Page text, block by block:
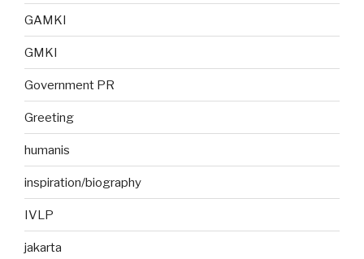
GAMKI
GMKI
Government PR
Greeting
humanis
inspiration/biography
IVLP
jakarta